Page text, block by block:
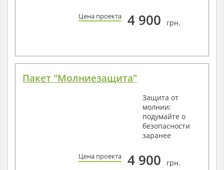
Цена проекта 4 900 грн.
Пакет "Молниезащита"
Защита от
молнии:
подумайте о
безопасности
заранее
Цена проекта 4 900 грн.